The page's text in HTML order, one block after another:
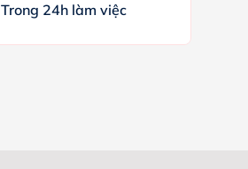
Trong 24h làm việc